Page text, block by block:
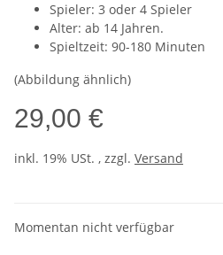
Spieler: 3 oder 4 Spieler
Alter: ab 14 Jahren.
Spieltzeit: 90-180 Minuten
(Abbildung ähnlich)
29,00 €
inkl. 19% USt. , zzgl. Versand
Momentan nicht verfügbar